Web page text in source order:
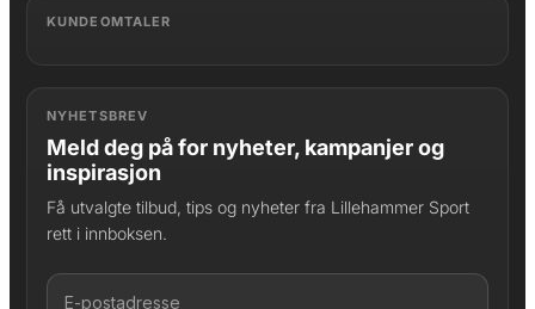
KUNDEOMTALER
NYHETSBREV
Meld deg på for nyheter, kampanjer og
inspirasjon
Få utvalgte tilbud, tips og nyheter fra Lillehammer Sport
rett i innboksen.